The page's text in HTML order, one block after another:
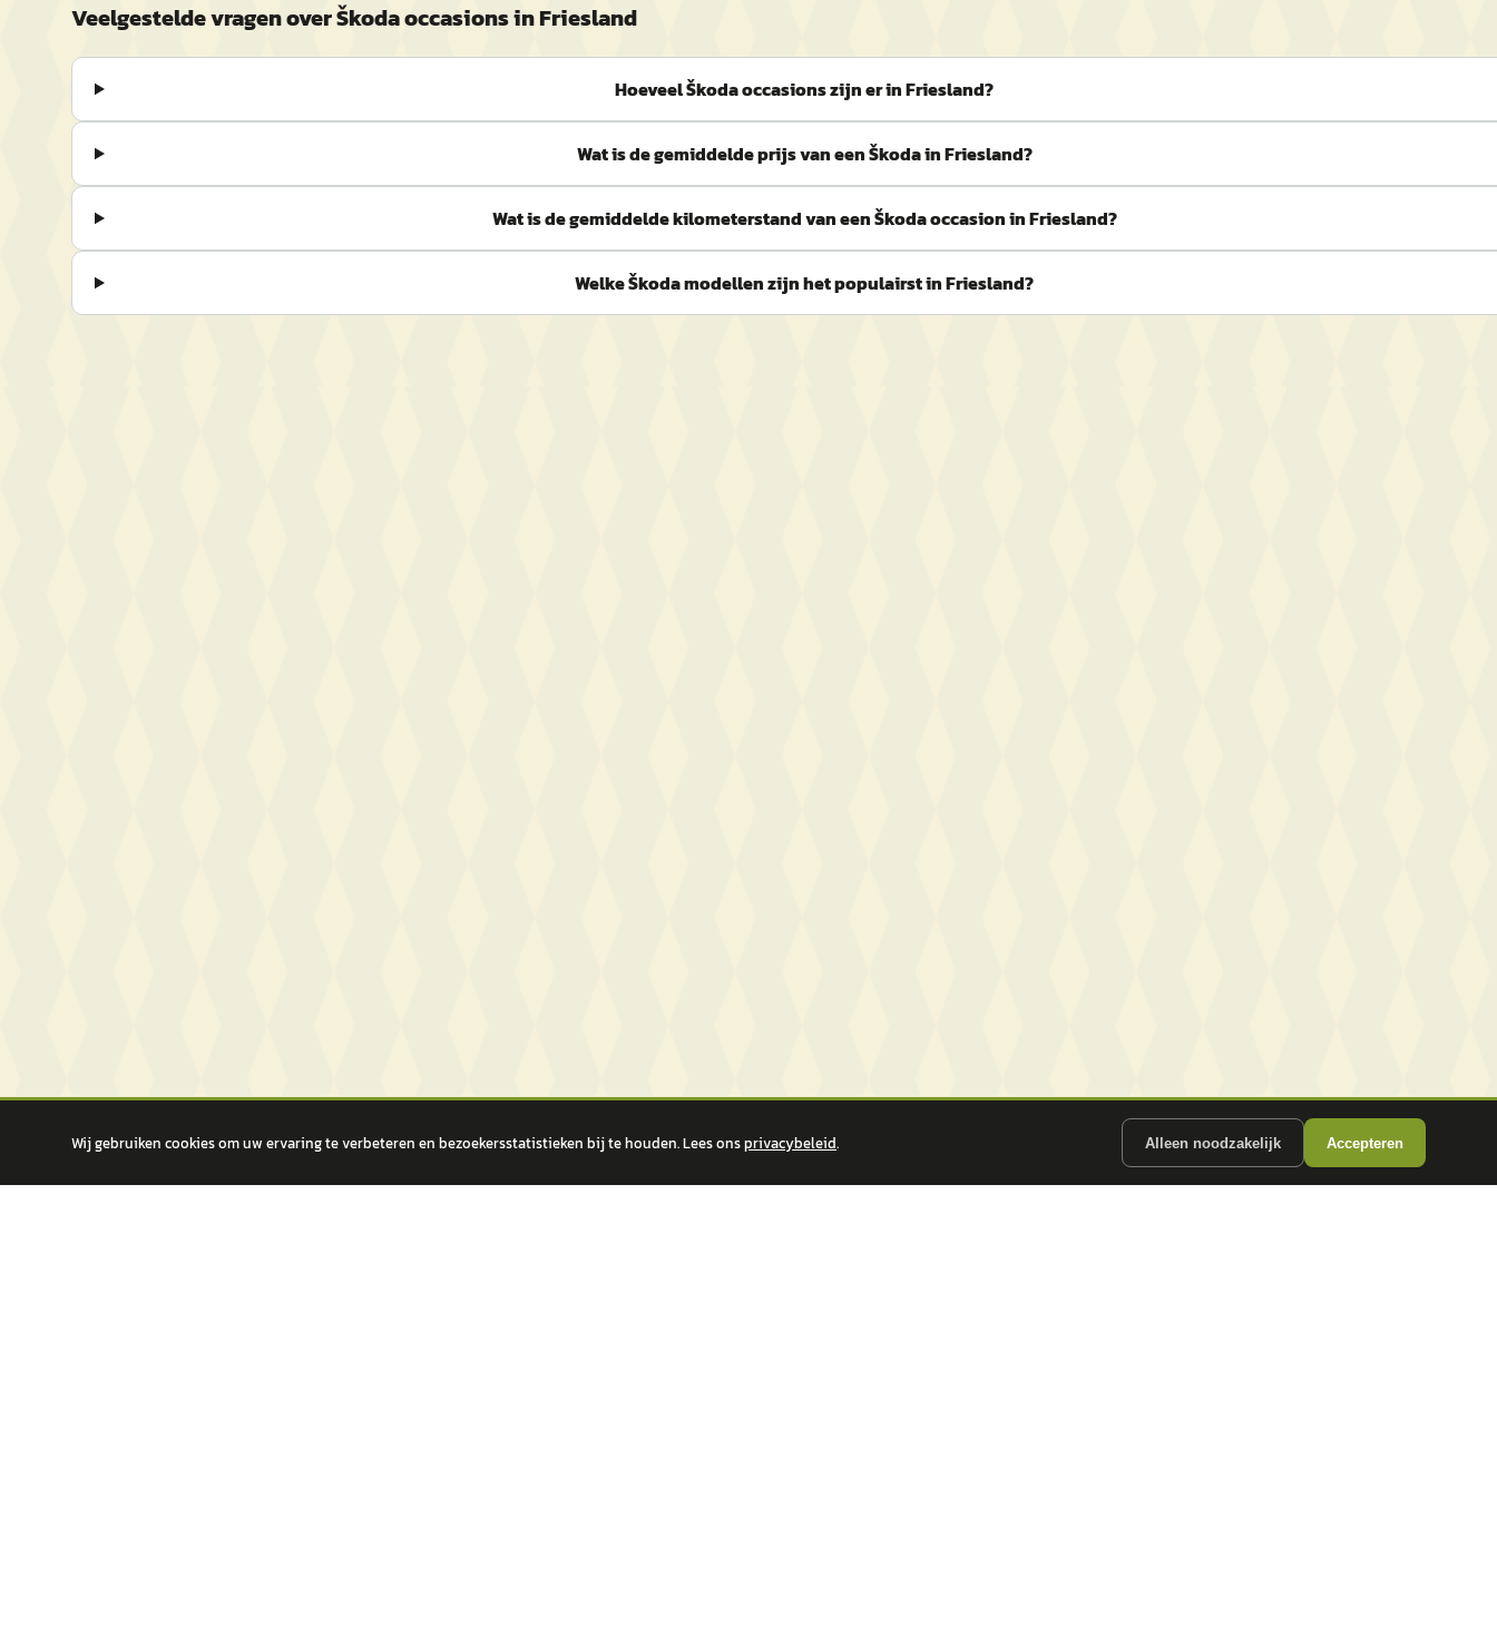
Veelgestelde vragen overŠkodaoccasions inFriesland
Hoeveel Škoda occasions zijn er in Friesland?
Wat is de gemiddelde prijs van een Škoda in Friesland?
Wat is de gemiddelde kilometerstand van een Škoda occasion in Friesland?
Welke Škoda modellen zijn het populairst in Friesland?
Wij gebruiken cookies om uw ervaring te verbeteren en bezoekersstatistieken bij te houden. Lees onsprivacybeleid. Alleen noodzakelijk Accepteren